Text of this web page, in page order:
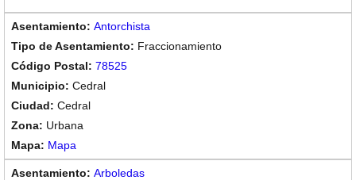
Antorchista
Fraccionamiento
78525
Cedral
Cedral
Urbana
Mapa
Arboledas